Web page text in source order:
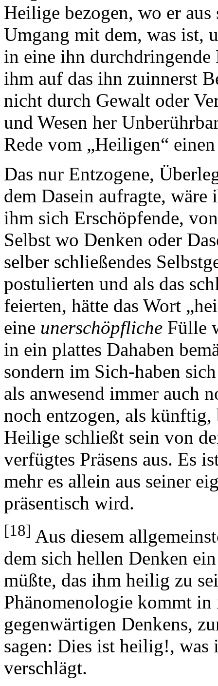
Heilige bezogen, wo er
Umgang mit dem, was ist,
in eine ihn
ihm auf das ihn zuinnerst
nicht durch Gewalt oder
und Wesen her
Rede vom „Heiligen“
Das nur Entzogene,
dem Dasein aufragte,
ihm sich Erschöpfende,
Selbst wo Denken oder
selber schließendes
postulierten und als das
feierten, hätte das Wort
eine unerschöpfliche Fülle
in ein plattes Dahaben
sondern im Sich-haben
als anwesend immer auch
noch entzogen, als künftig,
Heilige schließt sein von
verfügtes Präsens aus. Es
mehr es allein aus seiner
präsentisch wird.
[18] Aus diesem
dem sich hellen Denken
müßte, das ihm heilig zu
Phänomenologie kommt in
gegenwärtigen Denkens,
sagen: Dies ist heilig!, was
verschlägt.